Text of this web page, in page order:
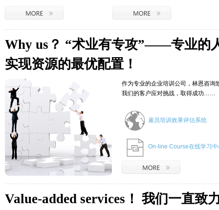
Why us？ “术业有专攻”——专业的
实现资源的最优配置！
作为专业的企业培训公司，林恩咨询
我们的客户应对挑战，取得成功……
雇员培训效果评估系统
On-line Course在线学习中
Value-added services！ 我们一直致